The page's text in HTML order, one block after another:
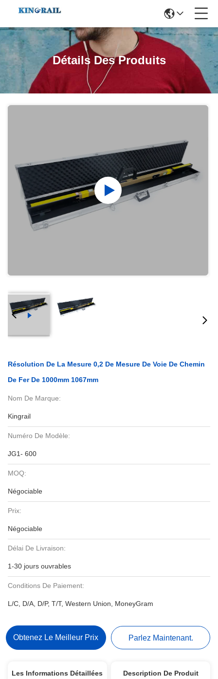
Détails Des Produits
Résolution De La Mesure 0,2 De Mesure De Voie De Chemin
De Fer De 1000mm 1067mm
Nom De Marque:
Kingrail
Numéro De Modèle:
JG1- 600
MOQ:
Négociable
Prix:
Négociable
Délai De Livraison:
1-30 jours ouvrables
Conditions De Paiement:
L/C, D/A, D/P, T/T, Western Union, MoneyGram
Obtenez Le Meilleur Prix Parlez Maintenant.
Les Informations Détaillées Description De Produit